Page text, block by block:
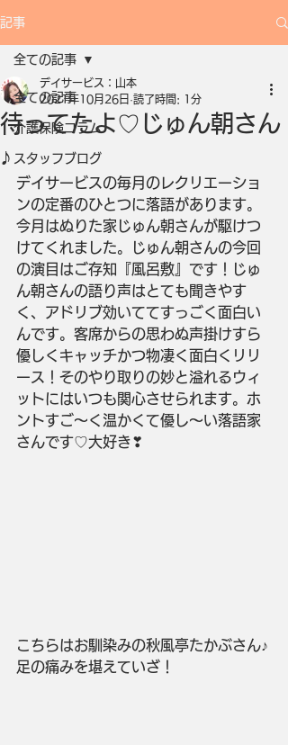
記事
全ての記事
介護保険コラム
スタッフブログ
全ての記事
待ってたよ♡じゅん朝さん
♪
デイサービス：山本
2021年10月26日 読了時間: 1分
デイサービスの毎月のレクリエーショ
ンの定番のひとつに落語があります。
今月はぬりた家じゅん朝さんが駆けつ
けてくれました。じゅん朝さんの今回
の演目はご存知『風呂敷』です！じゅ
ん朝さんの語り声はとても聞きやす
く、アドリブ効いててすっごく面白い
んです。客席からの思わぬ声掛けすら
優しくキャッチかつ物凄く面白くリリ
ース！そのやり取りの妙と溢れるウィ
ットにはいつも関心させられます。ホ
ントすご～く温かくて優し～い落語家
さんです♡大好き❣
こちらはお馴染みの秋風亭たかぶさん♪
足の痛みを堪えていざ！